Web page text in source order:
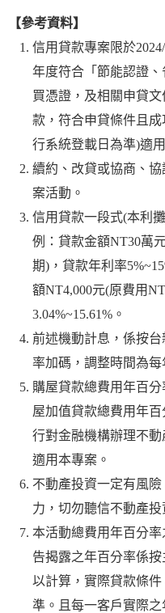
【參考資料】
信用貸款專案限於
年度符合「節能認證
買憑證，及相關申貸
款，符合申貸條件且
行系統登載日為準)適用
續約、改貸或協商、
案活動。
信用貸款一段式(本利
例：貸款金額NT30萬
期)，貸款年利率
額NT4,000元(原費用
3.04%~15.61%。
前述機動計息，係按
率加碼，調整時間為每
購屋貸款總費用年百分
屋加值貸款總費用年百
行對金融機構辦理不
適用本專案。
不動產投資一定有風
力，切勿聽信不動產
本活動總費用年百分率
告揭露之年百分率係
以計算，實際貸款條
準。且每一客戶實際